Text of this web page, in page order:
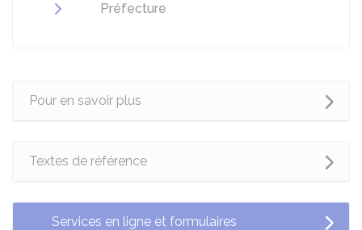
Préfecture
Pour en savoir plus
Textes de référence
Services en ligne et formulaires